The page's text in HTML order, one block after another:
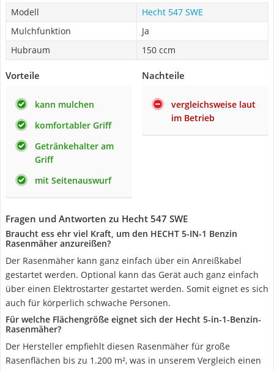
Modell
Hecht 547 SWE
Mulchfunktion
Ja
Hubraum
150 ccm
Vorteile
kann mulchen
komfortabler Griff
Getränkehalter am
Griff
mit Seitenauswurf
Nachteile
vergleichsweise laut
im Betrieb
Fragen und Antworten zu Hecht 547 SWE
Braucht ess ehr viel Kraft, um den HECHT 5-IN-1 Benzin
Rasenmäher anzureißen?
Der Rasenmäher kann ganz einfach über ein Anreißkabel
gestartet werden. Optional kann das Gerät auch ganz einfach
über einen Elektrostarter gestartet werden. Somit eignet es sich
auch für körperlich schwache Personen.
Für welche Flächengröße eignet sich der Hecht 5-in-1-Benzin-
Rasenmäher?
Der Hersteller empfiehlt diesen Rasenmäher für große
Rasenflächen bis zu 1.200 m², was in unserem Vergleich einen